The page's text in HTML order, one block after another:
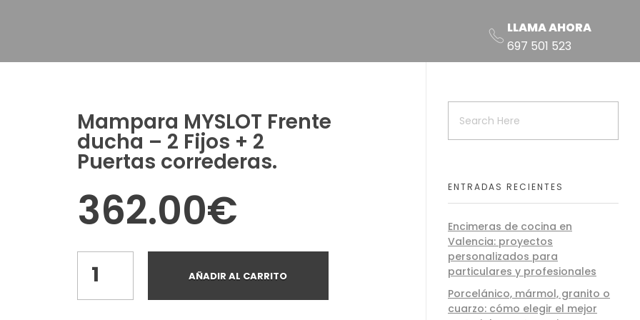
LLAMA AHORA
697 501 523
Mampara MYSLOT Frente
ducha – 2 Fijos + 2
Puertas correderas.
362.00€
AÑADIR AL CARRITO
ENTRADAS RECIENTES
Encimeras de cocina en
Valencia: proyectos
personalizados para
particulares y profesionales
Porcelánico, mármol, granito o
cuarzo: cómo elegir el mejor